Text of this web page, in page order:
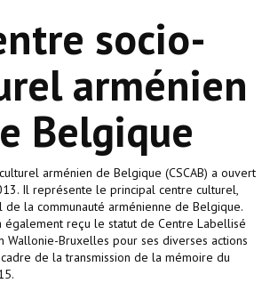
🗳️
socio-
arménien
Belgique
arménien de Belgique (CSCAB) a ouvert
Il représente le principal centre culturel,
de la communauté arménienne de Belgique.
également reçu le statut de Centre Labellisé
Wallonie-Bruxelles pour ses diverses actions
de la transmission de la mémoire du